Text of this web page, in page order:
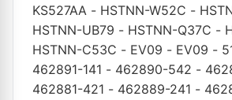
KS527AA - HSTNN-W52C -
HSTNN-UB79 - HSTNN-Q37C -
HSTNN-C53C - EV09 - EV09 -
462891-141 - 462890-542 -
462881-421 - 462889-241 -